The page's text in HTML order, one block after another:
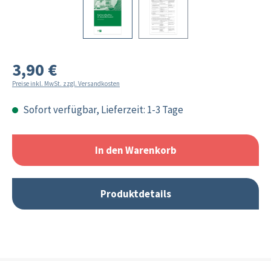
3,90 €
Preise inkl. MwSt. zzgl. Versandkosten
Sofort verfügbar, Lieferzeit: 1-3 Tage
In den Warenkorb
Produktdetails